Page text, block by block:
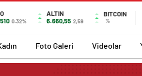
0.32%
ALTIN
6.660,55 2,59
BITCOIN
%
Foto Galeri Videolar